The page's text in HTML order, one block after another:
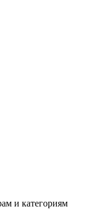
и категориям